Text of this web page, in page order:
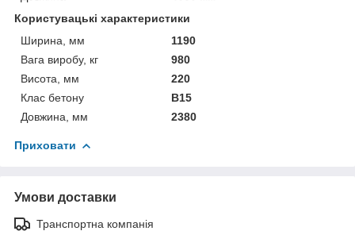
Користувацькi характеристики
Ширина, мм
1190
Вага виробу, кг
980
Висота, мм
220
Клас бетону
В15
Довжина, мм
2380
Приховати
Умови доставки
Транспортна компанія